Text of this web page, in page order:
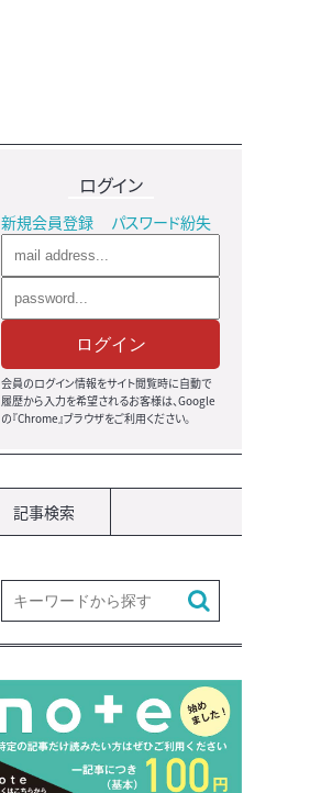
ログイン
新規会員登録 パスワード紛失
ログイン
会員のログイン情報をサイト閲覧時に自動で
履歴から入力を希望されるお客様は、Google
の『Chrome』ブラウザをご利用ください。
記事検索